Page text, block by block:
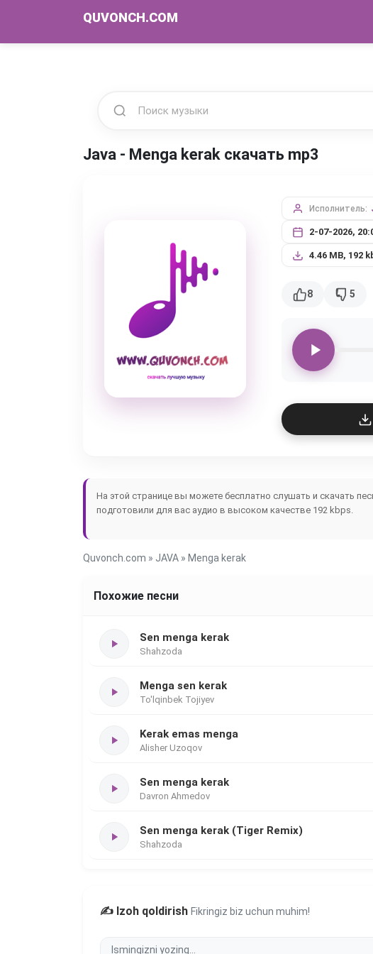
QUVONCH.COM
Java - Menga kerak скачать mp3
Исполнитель:
2-07-2026,
4.46 MB, 192
8 5
На этой странице вы можете бесплатно слушать и скачать
подготовили для вас аудио в высоком качестве 192 kbps.
Quvonch.com » JAVA » Menga kerak
Похожие песни
Sen menga kerak
Shahzoda
Menga sen kerak
To'lqinbek Tojiyev
Kerak emas menga
Alisher Uzoqov
Sen menga kerak
Davron Ahmedov
Sen menga kerak (Tiger Remix)
Shahzoda
✍️ Izoh qoldirish Fikringiz biz uchun muhim!